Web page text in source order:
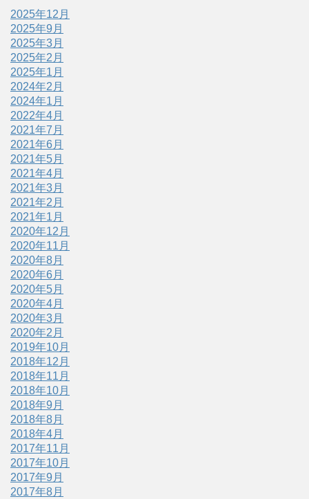
2025年12月
2025年9月
2025年3月
2025年2月
2025年1月
2024年2月
2024年1月
2022年4月
2021年7月
2021年6月
2021年5月
2021年4月
2021年3月
2021年2月
2021年1月
2020年12月
2020年11月
2020年8月
2020年6月
2020年5月
2020年4月
2020年3月
2020年2月
2019年10月
2018年12月
2018年11月
2018年10月
2018年9月
2018年8月
2018年4月
2017年11月
2017年10月
2017年9月
2017年8月